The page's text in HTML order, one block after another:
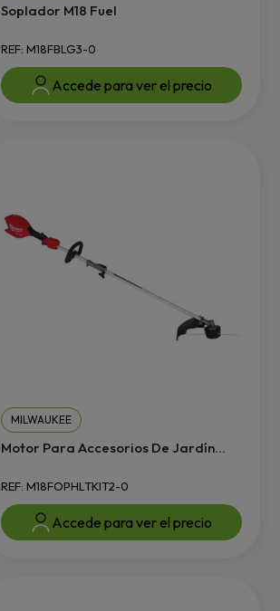
Soplador M18 Fuel
REF: M18FBLG3-0
Accede para ver el precio
MILWAUKEE
Motor Para Accesorios De Jardín...
REF: M18FOPHLTKIT2-0
Accede para ver el precio